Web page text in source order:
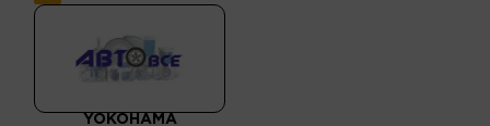
YOKOHAMA